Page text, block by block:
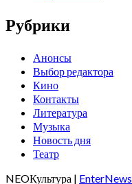
Рубрики
Анонсы
Выбор редактора
Кино
Контакты
Литература
Музыка
Новость дня
Театр
NEOКультура | EnterNews